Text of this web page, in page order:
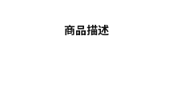
商品描述